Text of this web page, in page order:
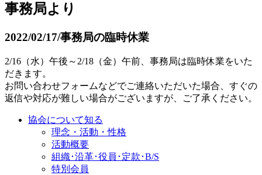
事務局より
2022/02/17/事務局の臨時休業
2/16（水）午後～2/18（金）午前、事務局は臨時休業をいた
だきます。
お問い合わせフォームなどでご連絡いただいた場合、すぐの
返信や対応が難しい場合がございますが、ご了承ください。
協会について知る
理念・活動・性格
活動概要
組織･沿革･役員･定款･B/S
特別会員